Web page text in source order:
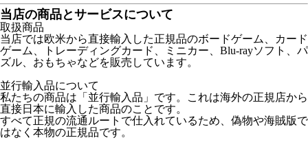
当店の商品とサービスについて
取扱商品
当店では欧米から直接輸入した正規品のボードゲーム、カード
ゲーム、トレーディングカード、ミニカー、Blu-rayソフト、パ
ズル、おもちゃなどを販売しています。
並行輸入品について
私たちの商品は「並行輸入品」です。これは海外の正規店から
直接日本に輸入した商品のことです。
すべて正規の流通ルートで仕入れているため、偽物や海賊版で
はなく本物の正規品です。